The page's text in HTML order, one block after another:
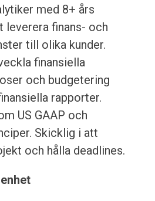
med 8+ års
leverera finans- och
till olika kunder.
finansiella
och budgetering
rapporter.
US GAAP och
Skicklig i att
och hålla deadlines.